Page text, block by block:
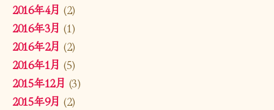
2016年4月 (2)
2016年3月 (1)
2016年2月 (2)
2016年1月 (5)
2015年12月 (3)
2015年9月 (2)